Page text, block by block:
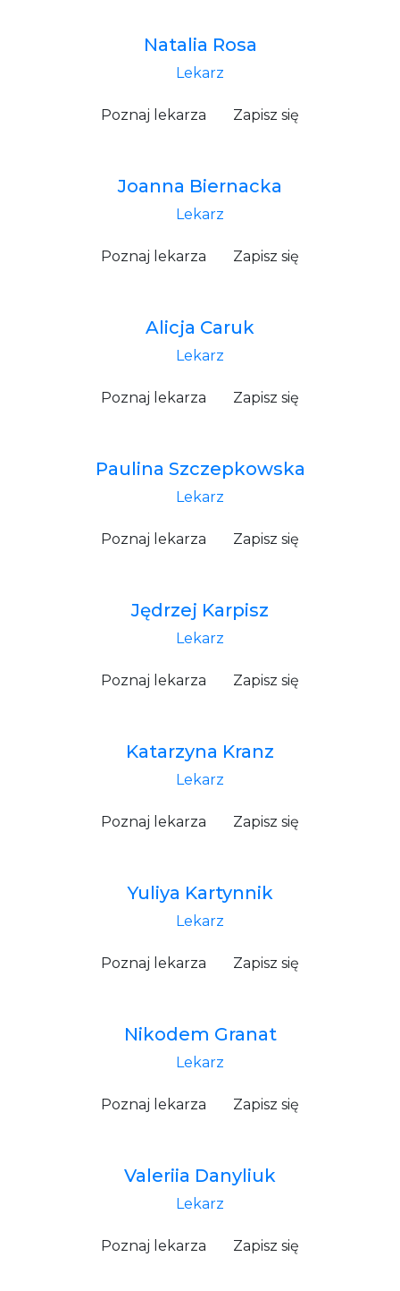
Natalia Rosa
Lekarz
Poznaj lekarza Zapisz się
Joanna Biernacka
Lekarz
Poznaj lekarza Zapisz się
Alicja Caruk
Lekarz
Poznaj lekarza Zapisz się
Paulina Szczepkowska
Lekarz
Poznaj lekarza Zapisz się
Jędrzej Karpisz
Lekarz
Poznaj lekarza Zapisz się
Katarzyna Kranz
Lekarz
Poznaj lekarza Zapisz się
Yuliya Kartynnik
Lekarz
Poznaj lekarza Zapisz się
Nikodem Granat
Lekarz
Poznaj lekarza Zapisz się
Valeriia Danyliuk
Lekarz
Poznaj lekarza Zapisz się